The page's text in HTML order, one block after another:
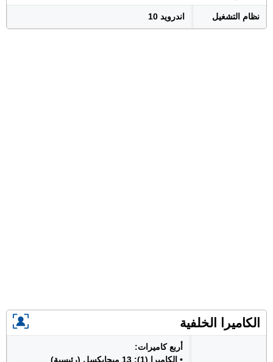
نظام التشغيل اندرويد 10
الكاميرا الخلفية
أربع كاميرات:
• الكاميرا (1): 13 ميجابكسل (رئيسية)